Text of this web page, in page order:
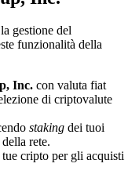
gestione del
funzionalità della
Inc. con valuta fiat
di criptovalute
staking dei tuoi
rete.
tue cripto per gli acquisti